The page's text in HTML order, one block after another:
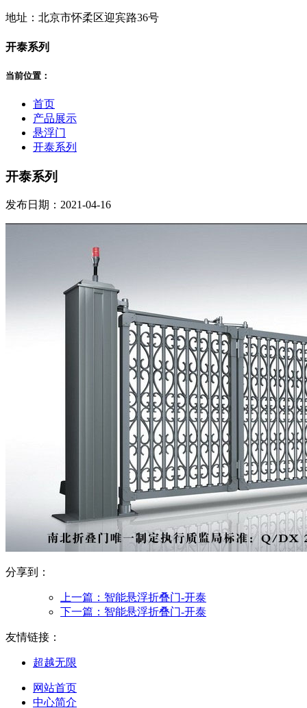
地址：北京市怀柔区迎宾路36号
开泰系列
当前位置：
首页
产品展示
悬浮门
开泰系列
开泰系列
发布日期：2021-04-16
分享到：
上一篇： 智能悬浮折叠门-开泰
下一篇： 智能悬浮折叠门-开泰
友情链接：
超越无限
网站首页
中心简介